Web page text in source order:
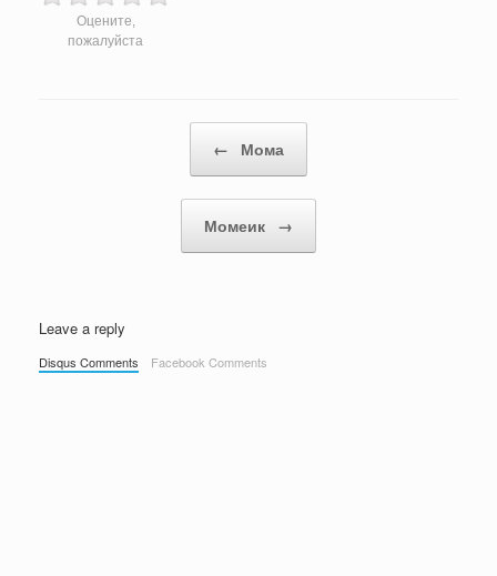
Оцените,
пожалуйста
← Мома
Момеик →
Leave a reply
Disqus Comments Facebook Comments